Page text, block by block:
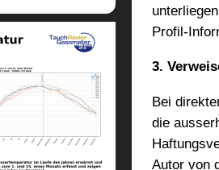
Profil-
3.
Bei
die
Autor von